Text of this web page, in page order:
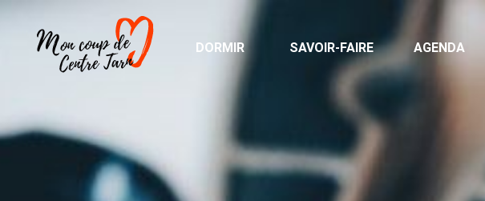
DORMIR SAVOIR-FAIRE AGENDA